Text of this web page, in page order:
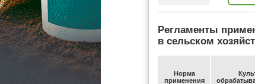
Регламенты
в сельском
Нор­ма
при­ме­не­ния